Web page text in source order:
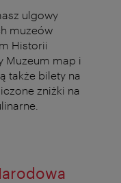
ulgowy
muzeów
Historii
Muzeum map i
także bilety na
zniżki na